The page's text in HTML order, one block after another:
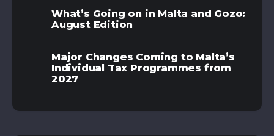
What’s Going on in Malta and Gozo:
August Edition
Major Changes Coming to Malta’s
Individual Tax Programmes from
2027